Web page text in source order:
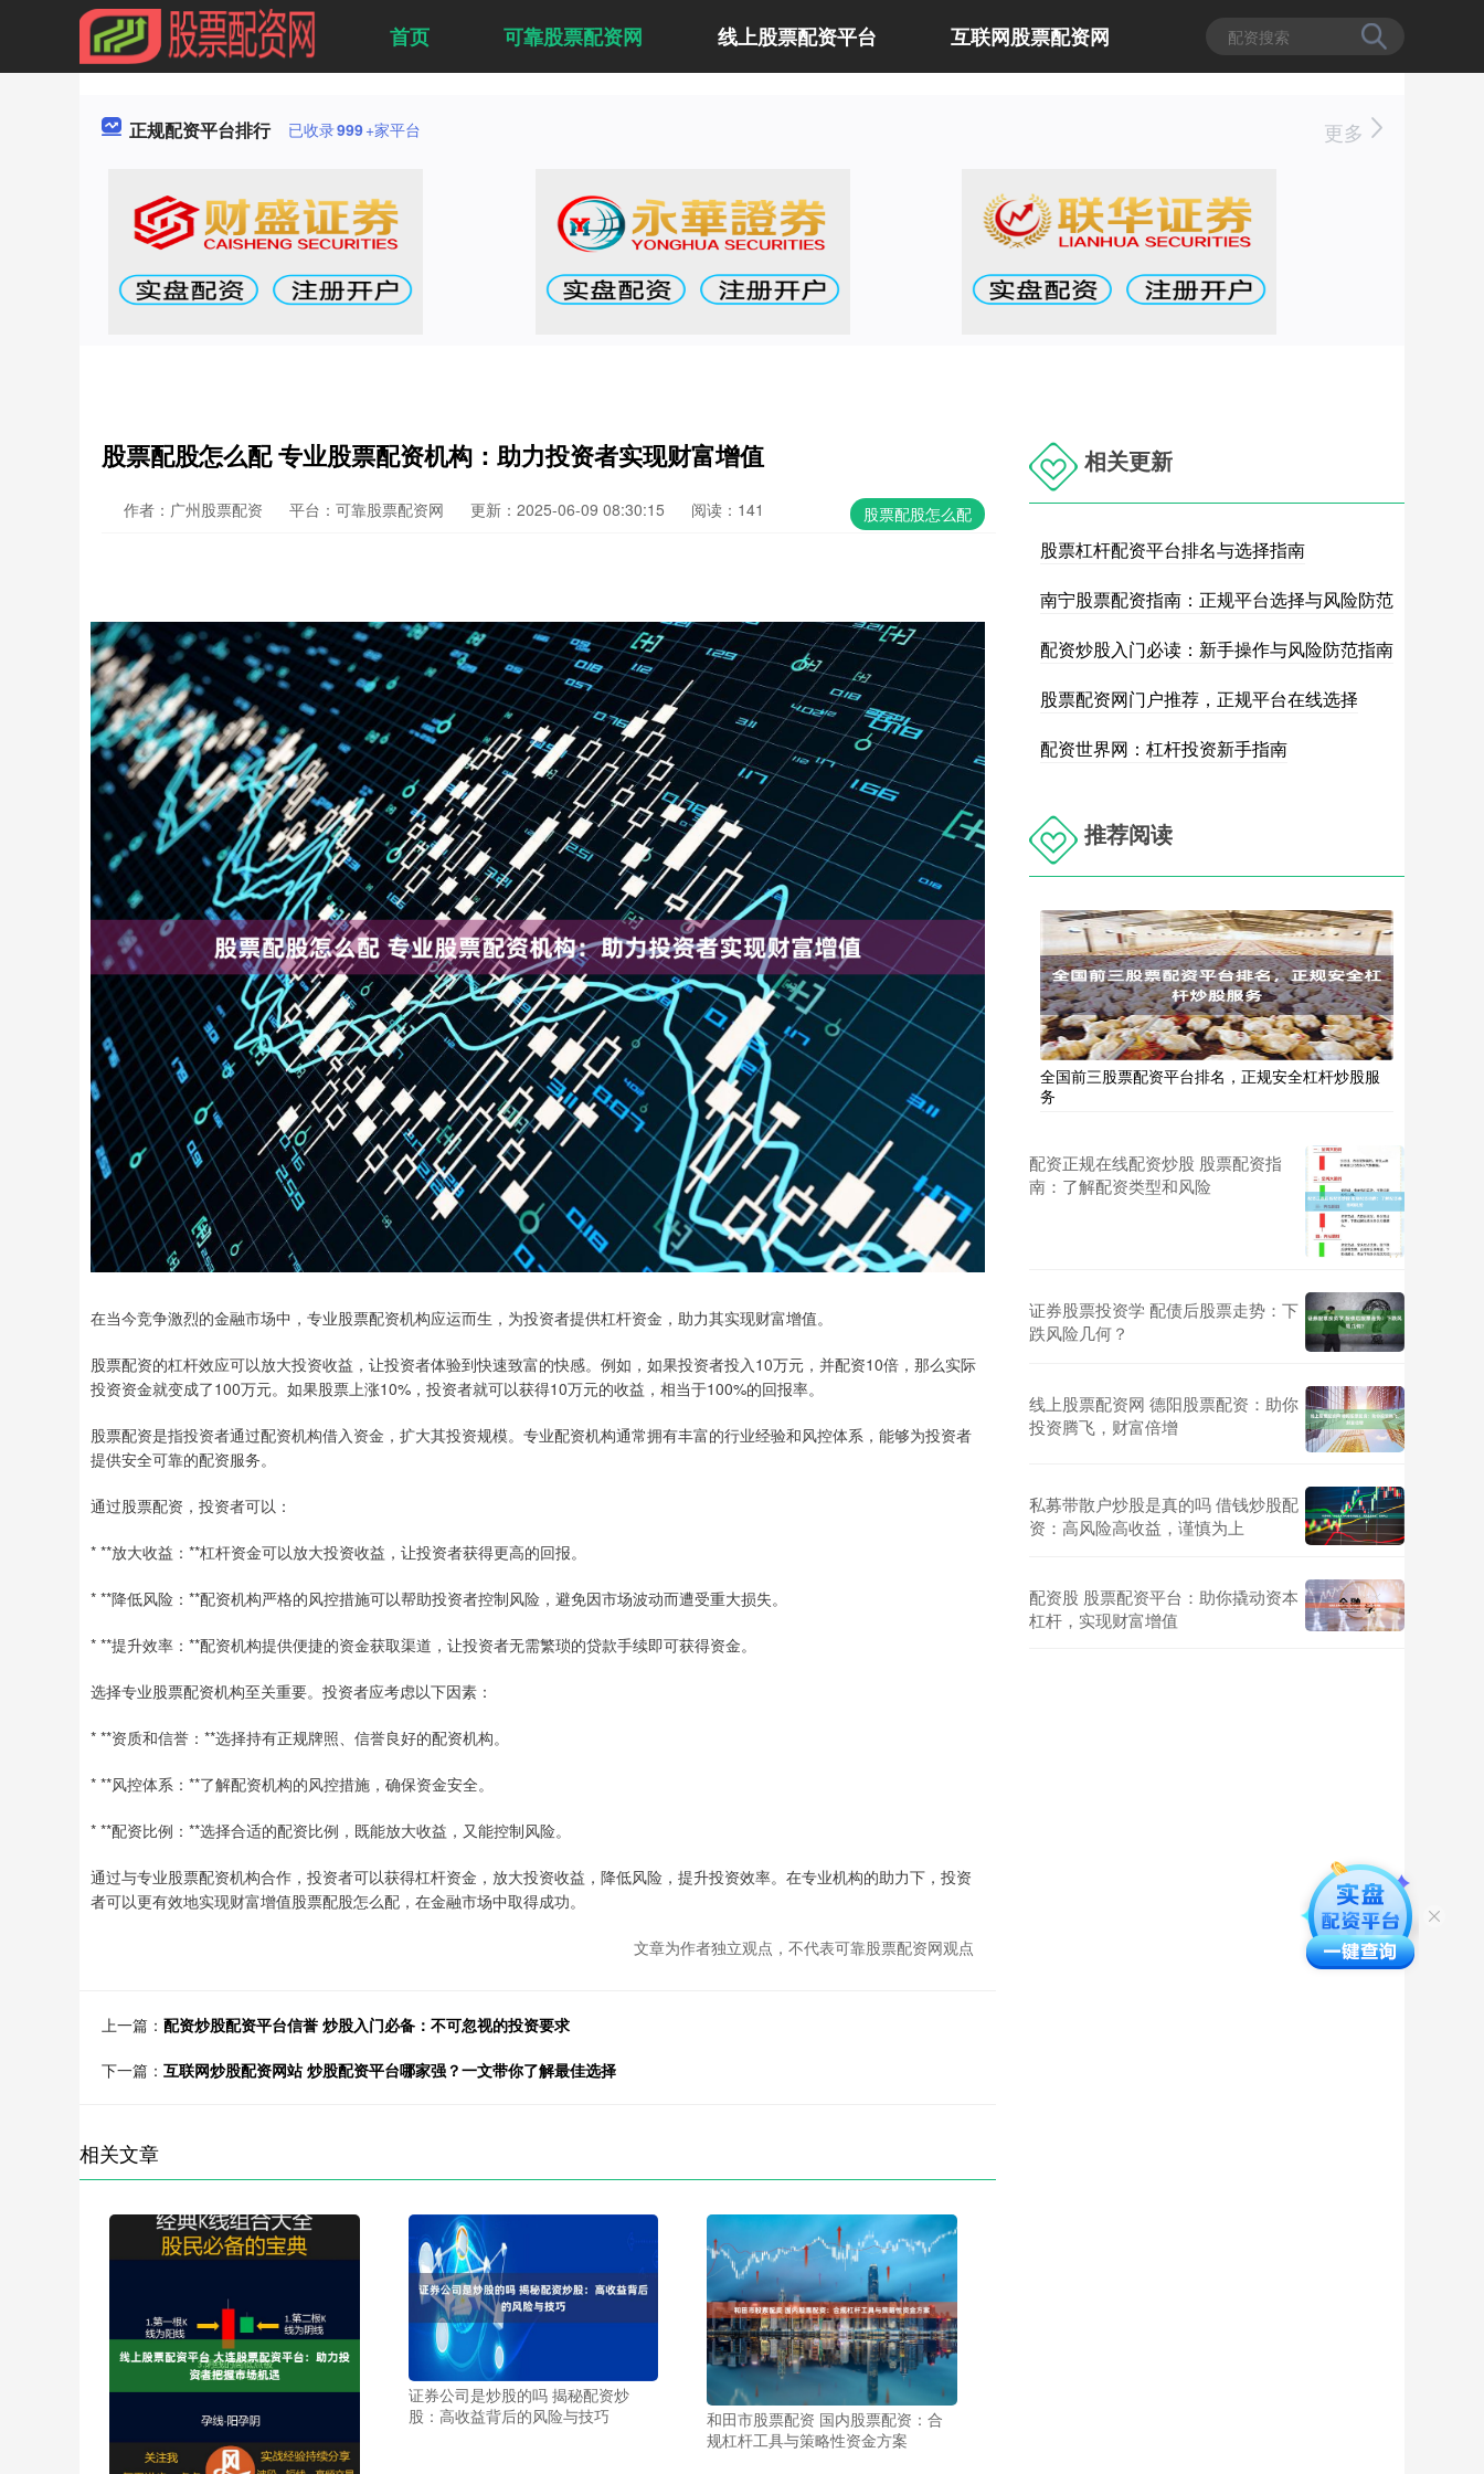
首页 可靠股票配资网 线上股票配资平台 互联网股票配资网
正规配资平台排行 已收录999+家平台 更多
股票配股怎么配 专业股票配资机构：助力投资者实现财富增值
股票配股怎么配
作者：广州股票配资 平台：可靠股票配资网 更新：2025-06-09 08:30:15 阅读：141
在当今竞争激烈的金融市场中，专业股票配资机构应运而生，为投资者提供杠杆资金，助力其实现财富增值。
股票配资的杠杆效应可以放大投资收益，让投资者体验到快速致富的快感。例如，如果投资者投入10万元，并配资10倍，那么实际
投资资金就变成了100万元。如果股票上涨10%，投资者就可以获得10万元的收益，相当于100%的回报率。
股票配资是指投资者通过配资机构借入资金，扩大其投资规模。专业配资机构通常拥有丰富的行业经验和风控体系，能够为投资者
提供安全可靠的配资服务。
通过股票配资，投资者可以：
* **放大收益：**杠杆资金可以放大投资收益，让投资者获得更高的回报。
* **降低风险：**配资机构严格的风控措施可以帮助投资者控制风险，避免因市场波动而遭受重大损失。
* **提升效率：**配资机构提供便捷的资金获取渠道，让投资者无需繁琐的贷款手续即可获得资金。
选择专业股票配资机构至关重要。投资者应考虑以下因素：
* **资质和信誉：**选择持有正规牌照、信誉良好的配资机构。
* **风控体系：**了解配资机构的风控措施，确保资金安全。
* **配资比例：**选择合适的配资比例，既能放大收益，又能控制风险。
通过与专业股票配资机构合作，投资者可以获得杠杆资金，放大投资收益，降低风险，提升投资效率。在专业机构的助力下，投资
者可以更有效地实现财富增值股票配股怎么配，在金融市场中取得成功。
文章为作者独立观点，不代表可靠股票配资网观点
上一篇： 配资炒股配资平台信誉 炒股入门必备：不可忽视的投资要求
下一篇： 互联网炒股配资网站 炒股配资平台哪家强？一文带你了解最佳选择
相关文章
证券公司是炒股的吗 揭秘配资炒
股：高收益背后的风险与技巧
和田市股票配资 国内股票配资：合
规杠杆工具与策略性资金方案
相关更新
股票杠杆配资平台排名与选择指南
南宁股票配资指南：正规平台选择与风险防范
配资炒股入门必读：新手操作与风险防范指南
股票配资网门户推荐，正规平台在线选择
配资世界网：杠杆投资新手指南
推荐阅读
全国前三股票配资平台排名，正规安全杠杆炒股服
务
配资正规在线配资炒股 股票配资指
南：了解配资类型和风险
证券股票投资学 配债后股票走势：下
跌风险几何？
线上股票配资网 德阳股票配资：助你
投资腾飞，财富倍增
私募带散户炒股是真的吗 借钱炒股配
资：高风险高收益，谨慎为上
配资股 股票配资平台：助你撬动资本
杠杆，实现财富增值